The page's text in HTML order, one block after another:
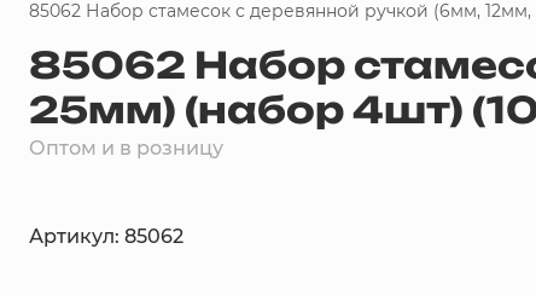
Изоляция
Профиль, комплектующие для
ГКЛ
Блоки строительные,
Потолки подвесные
85062 Набор стамесок с деревянной ручкой (6мм,
85062 Набор
25мм) (набор 4шт)
Оптом и в розницу
Артикул: 85062